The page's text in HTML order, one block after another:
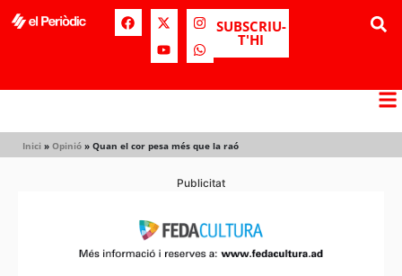
SUBSCRIU-
T'HI
Inici » Opinió » Quan el cor pesa més que la raó
Publicitat